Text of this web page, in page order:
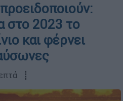
στο 2023 το
και φέρνει
┋